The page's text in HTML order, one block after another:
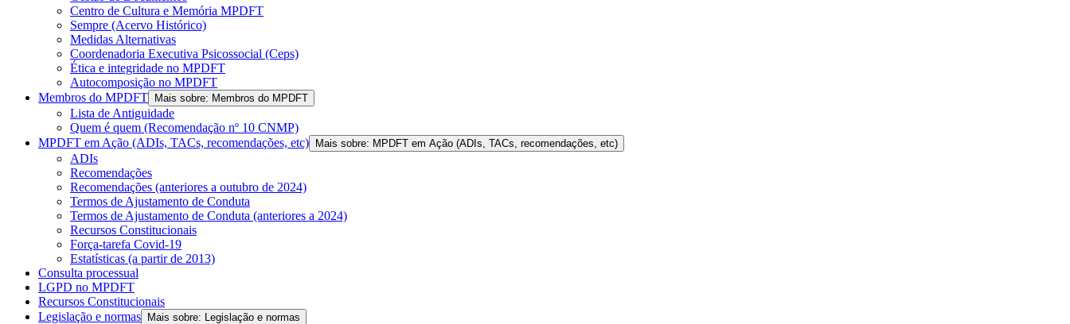
Centro de Cultura e Memória MPDFT
Sempre (Acervo Histórico)
Medidas Alternativas
Coordenadoria Executiva Psicossocial (Ceps)
Ética e integridade no MPDFT
Autocomposição no MPDFT
Membros do MPDFT
Mais sobre: Membros do MPDFT
Lista de Antiguidade
Quem é quem (Recomendação nº 10 CNMP)
MPDFT em Ação (ADIs, TACs, recomendações, etc)
Mais sobre: MPDFT em Ação (ADIs, TACs, recomendações, etc)
ADIs
Recomendações
Recomendações (anteriores a outubro de 2024)
Termos de Ajustamento de Conduta
Termos de Ajustamento de Conduta (anteriores a 2024)
Recursos Constitucionais
Força-tarefa Covid-19
Estatísticas (a partir de 2013)
Consulta processual
LGPD no MPDFT
Recursos Constitucionais
Legislação e normas
Mais sobre: Legislação e normas